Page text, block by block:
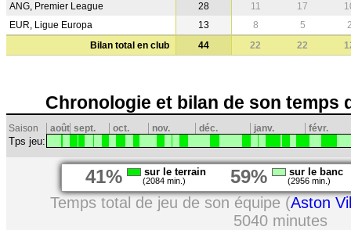
ANG, Premier League
28 11 17
EUR, Ligue Europa
13 8 5
Bilan total en club
44 22 22
Chronologie et bilan de son temps
Saison août sept. oct. nov. déc. janv. févr.
Tps jeu:
41% sur le terrain
(2084 min.) 59% sur le banc
(2956 min.)
Temps total de jeu de son équipe (Aston
5040 minutes